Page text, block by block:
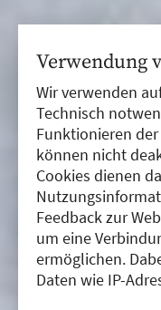
Verwendung
Wir verwenden
Technisch
Funktionieren
können nicht
Cookies dienen
Feedback zur
um eine
ermöglichen.
Daten wie IP-